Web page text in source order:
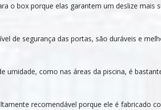
o box porque elas garantem um deslize mais
de segurança das portas, são duráveis e
umidade, como nas áreas da piscina, é
recomendável porque ele é fabricado